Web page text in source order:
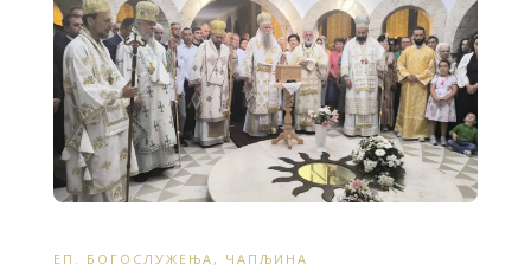
ЕП. БОГОСЛУЖЕЊА, ЧАПЉИНА